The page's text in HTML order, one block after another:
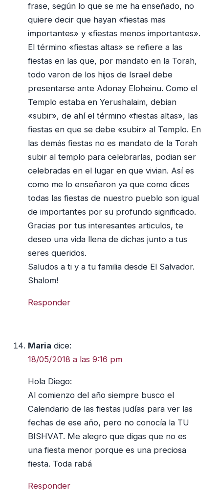
frase, según lo que se me ha enseñado, no
quiere decir que hayan «fiestas mas
importantes» y «fiestas menos importantes».
El término «fiestas altas» se refiere a las
fiestas en las que, por mandato en la Torah,
todo varon de los hijos de Israel debe
presentarse ante Adonay Eloheinu. Como el
Templo estaba en Yerushalaim, debian
«subir», de ahí el término «fiestas altas», las
fiestas en que se debe «subir» al Templo. En
las demás fiestas no es mandato de la Torah
subir al templo para celebrarlas, podian ser
celebradas en el lugar en que vivian. Así es
como me lo enseñaron ya que como dices
todas las fiestas de nuestro pueblo son igual
de importantes por su profundo significado.
Gracias por tus interesantes articulos, te
deseo una vida llena de dichas junto a tus
seres queridos.
Saludos a ti y a tu familia desde El Salvador.
Shalom!
Responder
Maria dice:
18/05/2018 a las 9:16 pm
Hola Diego:
Al comienzo del año siempre busco el
Calendario de las fiestas judías para ver las
fechas de ese año, pero no conocía la TU
BISHVAT. Me alegro que digas que no es
una fiesta menor porque es una preciosa
fiesta. Toda rabá
Responder